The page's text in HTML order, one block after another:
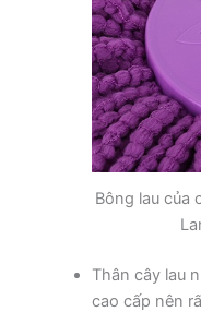
Bông lau của
Thân cây lau
cao cấp nên